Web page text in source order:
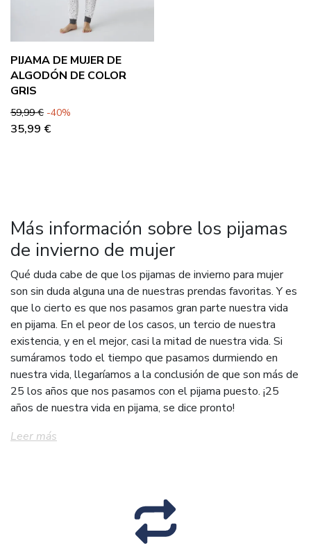
PIJAMA DE MUJER DE
ALGODÓN DE COLOR
GRIS
Precio base
59,99 € Precio
-40%
35,99 €
Más información sobre los pijamas
de invierno de mujer
Qué duda cabe de que los pijamas de invierno para mujer
son sin duda alguna una de nuestras prendas favoritas. Y es
que lo cierto es que nos pasamos gran parte nuestra vida
en pijama. En el peor de los casos, un tercio de nuestra
existencia, y en el mejor, casi la mitad de nuestra vida. Si
sumáramos todo el tiempo que pasamos durmiendo en
nuestra vida, llegaríamos a la conclusión de que son más de
25 los años que nos pasamos con el pijama puesto. ¡25
años de nuestra vida en pijama, se dice pronto!
Leer más